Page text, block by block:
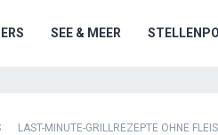
SEE & MEER
LAST-MINUTE-GRILLREZEPTE OHNE